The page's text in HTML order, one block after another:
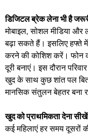
डिजिटल ब्रेक लेना भी है
मोबाइल, सोशल मीडिया
बढ़ा सकते हैं। इसलिए हफ्ते
करने की कोशिश करें। फोन
दूरी बनाएं। इस दौरान
खुद के साथ कुछ शांत पल
मानसिक संतुलन बेहतर बना
खुद को प्राथमिकता देना सीखें
कई महिलाएं हर समय दूसरों